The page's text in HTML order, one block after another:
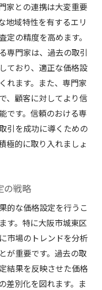
書類
備
と改善点
的事項
のアクション
家との連携は大変重要
地域特性を有するエリ
の精度を高めます。
専門家は、過去の取引
ており、適正な価格設
れます。また、専門家
、顧客に対してより信
です。信頼のおける専
引を成功に導くための
極的に取り入れましょ
の戦略
的な価格設定を行うこ
す。特に大阪市城東区
市場のトレンドを分析
が重要です。過去の取
結果を反映させた価格
差別化を図れます。ま